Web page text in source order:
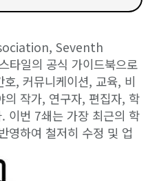
Seventh
타일의 공식 가이드북으로
, 커뮤니케이션, 교육, 비
의 작가, 연구자, 편집자, 학
이번 7쇄는 가장 최근의 학
영하여 철저히 수정 및 업